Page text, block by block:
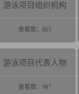
游泳项目组织机构
查看数：863
游泳项目代表人物
查看数：997